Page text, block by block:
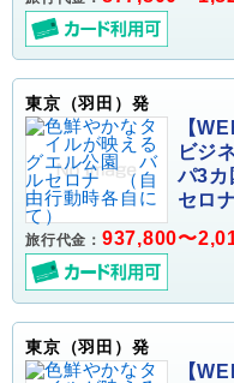
東京（羽田）発
【
ビジ
パ3カ
セロ
旅行代金： 937,800〜
東京（羽田）発
【